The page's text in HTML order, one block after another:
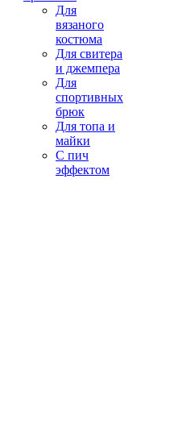
Для
вязаного
костюма
Для свитера
и джемпера
Для
спортивных
брюк
Для топа и
майки
С пич
эффектом